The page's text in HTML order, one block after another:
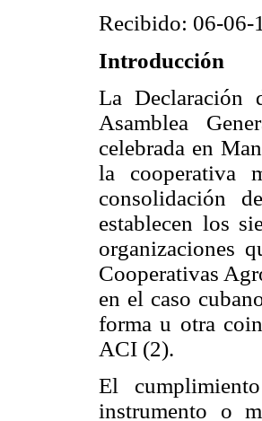
Recibido: 06-06-
Introducción
La Declaración
Asamblea
celebrada en
la cooperativa
consolidación
establecen los
organizaciones
Cooperativas
en el caso
forma u otra
ACI (2).
El
instrumento o